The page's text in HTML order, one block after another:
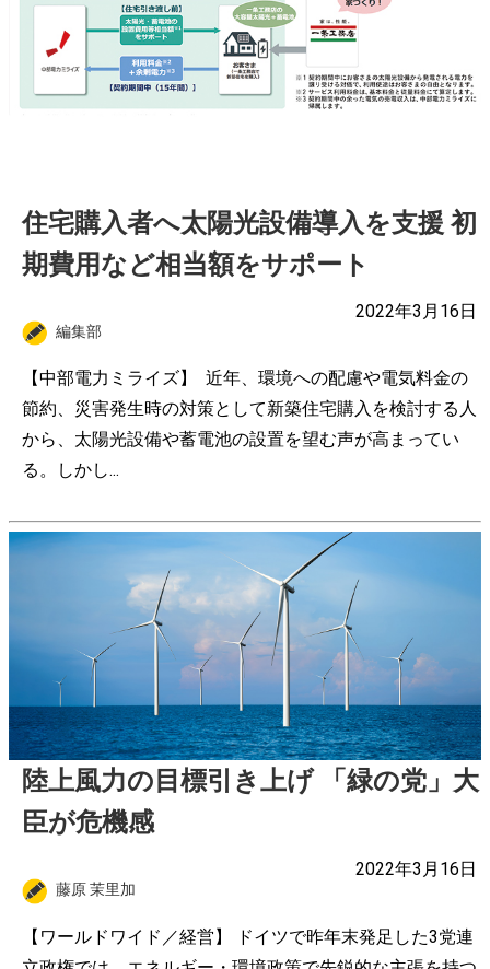
住宅購入者へ太陽光設備導入を支援 初
期費用など相当額をサポート
2022年3月16日
編集部
【中部電力ミライズ】 近年、環境への配慮や電気料金の
節約、災害発生時の対策として新築住宅購入を検討する人
から、太陽光設備や蓄電池の設置を望む声が高まってい
る。しかし...
陸上風力の目標引き上げ 「緑の党」大
臣が危機感
2022年3月16日
藤原 茉里加
【ワールドワイド／経営】 ドイツで昨年末発足した3党連